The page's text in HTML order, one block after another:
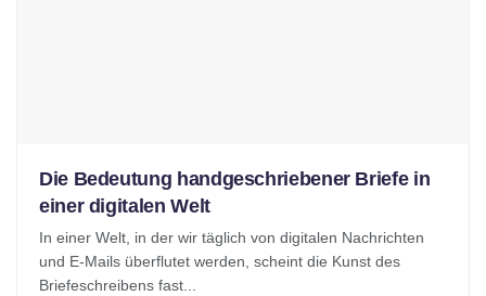
Die Bedeutung handgeschriebener Briefe in
einer digitalen Welt
In einer Welt, in der wir täglich von digitalen Nachrichten
und E-Mails überflutet werden, scheint die Kunst des
Briefeschreibens fast...